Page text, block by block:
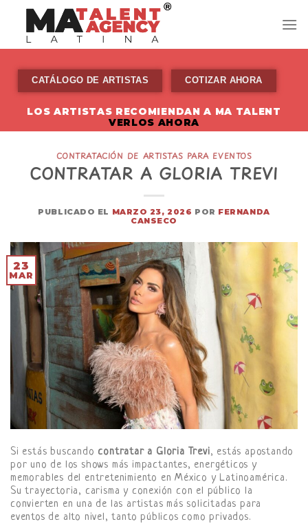
content
CATÁLOGO DE ARTISTAS COTIZAR AHORA
LOS ARTISTAS RECOMIENDAN A MA TALENT
VERLOS AHORA
CONTRATACIÓN DE ARTISTAS PARA EVENTOS
CONTRATAR A GLORIA TREVI
PUBLICADO EL MARZO 23, 2026 POR FERNANDA
CANSECO
23
MAR
Si estás buscando contratar a Gloria Trevi, estás apostando
por uno de los shows más impactantes, energéticos y
memorables del entretenimiento en México y Latinoamérica.
Su trayectoria, carisma y conexión con el público la
convierten en una de las artistas más solicitadas para
eventos de alto nivel, tanto públicos como privados.